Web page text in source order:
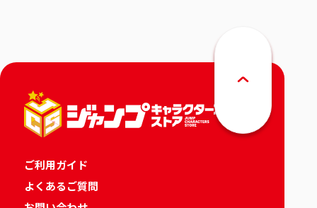
ご利用ガイド
よくあるご質問